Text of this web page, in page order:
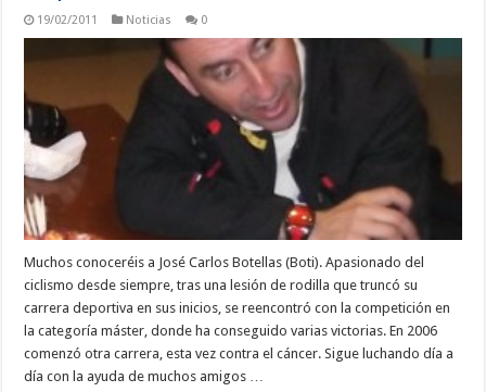
19/02/2011 Noticias 0
Muchos conoceréis a José Carlos Botellas (Boti). Apasionado del
ciclismo desde siempre, tras una lesión de rodilla que truncó su
carrera deportiva en sus inicios, se reencontró con la competición en
la categoría máster, donde ha conseguido varias victorias. En 2006
comenzó otra carrera, esta vez contra el cáncer. Sigue luchando día a
día con la ayuda de muchos amigos …